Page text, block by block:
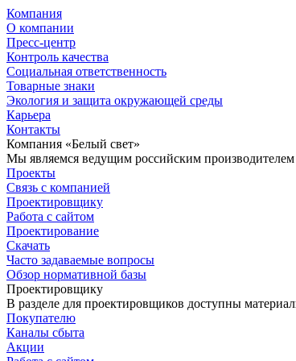
Компания
О компании
Пресс-центр
Контроль качества
Социальная ответственность
Товарные знаки
Экология и защита окружающей среды
Карьера
Контакты
Компания «Белый свет»
Мы являемся ведущим российским
Проекты
Связь с компанией
Проектировщику
Работа с сайтом
Проектирование
Скачать
Часто задаваемые вопросы
Обзор нормативной базы
Проектировщику
В разделе для проектировщиков доступны
Покупателю
Каналы сбыта
Акции